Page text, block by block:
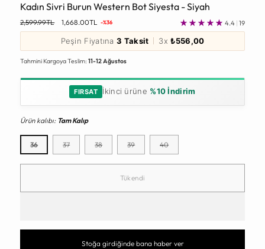
Kadın Sivri Burun Western Bot Siyesta - Siyah
Normal
Fiyat
2,599.99TL 1,668.00TL -%36 4.4 | 19
Peşin Fiyatına3 Taksit 3x₺556,00
Tahmini Kargoya Teslim:11-12 Ağustos
FIRSAT İkinci ürüne %10 İndirim
Ürün kalıbı: Tam Kalıp
36 37 38 39 40
Tükendi
Stoğa girdiğinde bana haber ver